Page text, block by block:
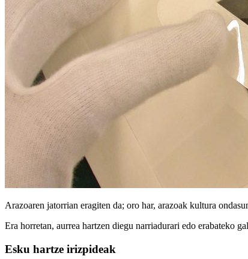
Arazoaren jatorrian eragiten da; oro har, arazoak kultura
Era horretan, aurrea hartzen diegu narriadurari edo erabateko
Esku hartze irizpideak